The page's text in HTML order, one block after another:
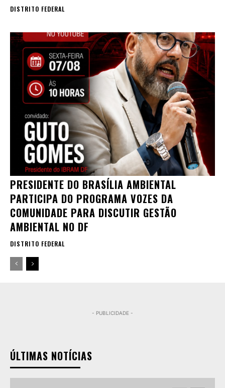
DISTRITO FEDERAL
PRESIDENTE DO BRASÍLIA AMBIENTAL
PARTICIPA DO PROGRAMA VOZES DA
COMUNIDADE PARA DISCUTIR GESTÃO
AMBIENTAL NO DF
DISTRITO FEDERAL
- PUBLICIDADE -
ÚLTIMAS NOTÍCIAS